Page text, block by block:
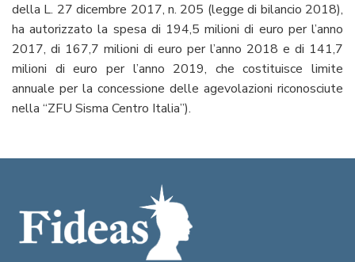
della L. 27 dicembre 2017, n. 205 (legge di bilancio 2018),
ha autorizzato la spesa di 194,5 milioni di euro per l’anno
2017, di 167,7 milioni di euro per l’anno 2018 e di 141,7
milioni di euro per l’anno 2019, che costituisce limite
annuale per la concessione delle agevolazioni riconosciute
nella “ZFU Sisma Centro Italia”).